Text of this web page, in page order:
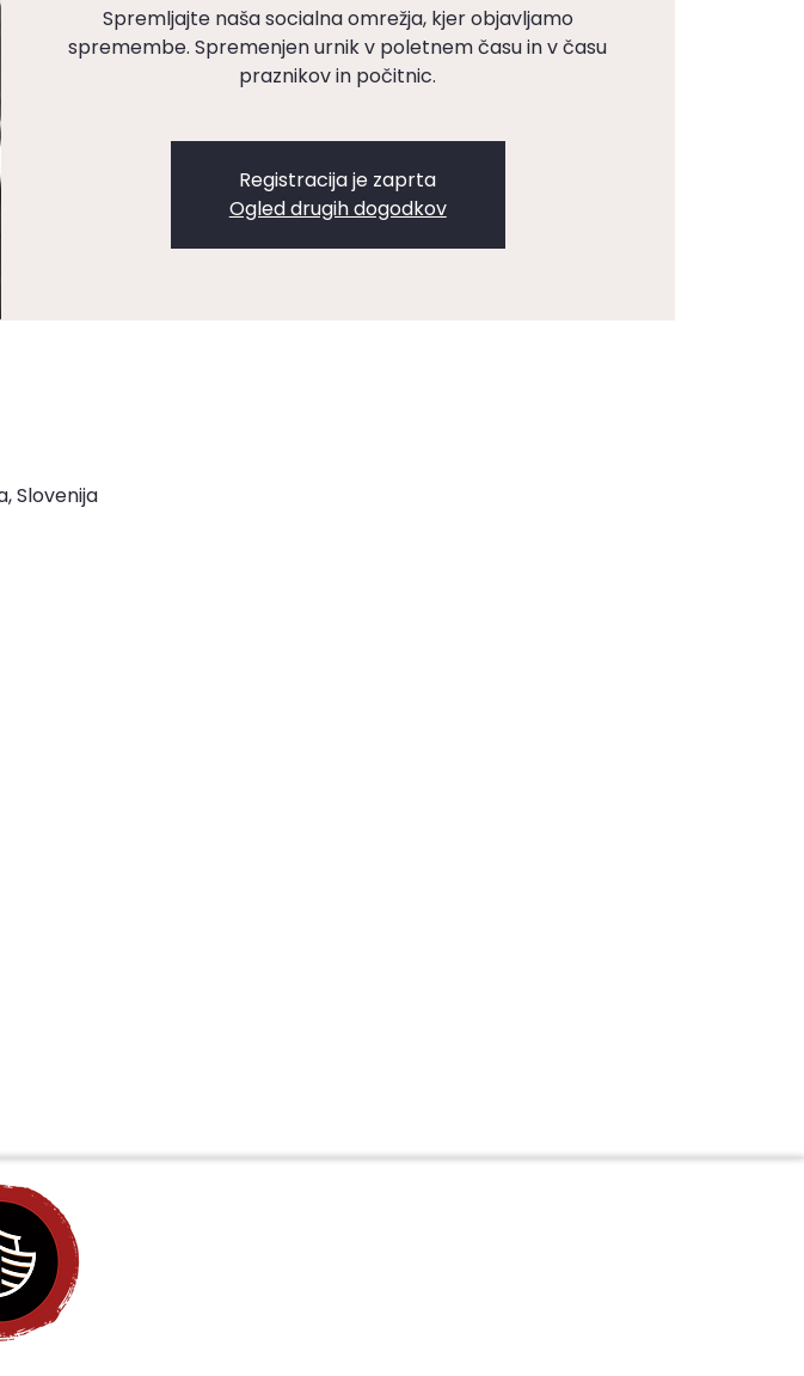
Spremljajte naša socialna omrežja, kjer objavljamo
spremembe. Spremenjen urnik v poletnem času in v času
praznikov in počitnic.
Registracija je zaprta
Ogled drugih dogodkov
Slovenija